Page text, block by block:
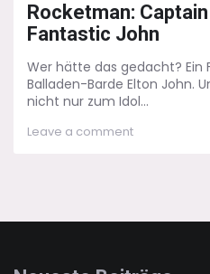
Rocketman:
Fantastic John
Wer hätte das gedacht? Ein
Balladen-Barde Elton John.
nicht nur zum Idol...
Leave a commenton